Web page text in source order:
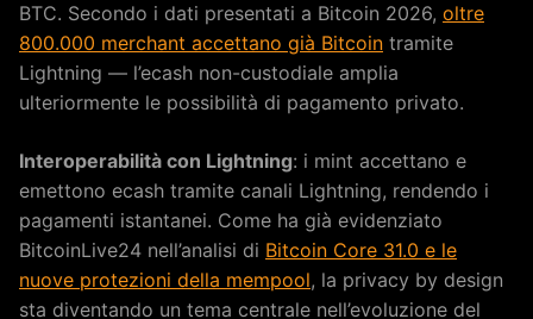
BTC. Secondo i dati presentati a Bitcoin 2026, oltre
800.000 merchant accettano già Bitcoin tramite
Lightning — l’ecash non-custodiale amplia
ulteriormente le possibilità di pagamento privato.
Interoperabilità con Lightning: i mint accettano e
emettono ecash tramite canali Lightning, rendendo i
pagamenti istantanei. Come ha già evidenziato
BitcoinLive24 nell’analisi di Bitcoin Core 31.0 e le
nuove protezioni della mempool, la privacy by design
sta diventando un tema centrale nell’evoluzione del